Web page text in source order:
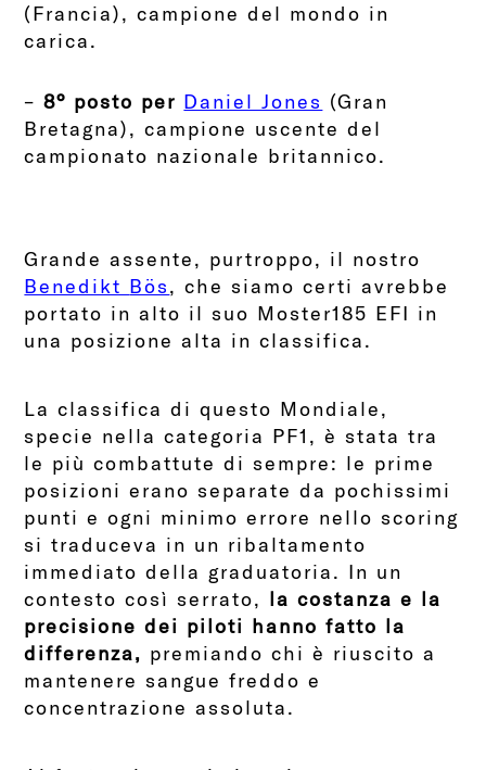
(Francia), campione del mondo in
carica.
–8° posto per Daniel Jones (Gran
Bretagna), campione uscente del
campionato nazionale britannico.
Grande assente, purtroppo, il nostro
Benedikt Bös, che siamo certi avrebbe
portato in alto il suo Moster185 EFI in
una posizione alta in classifica.
La classifica di questo Mondiale,
specie nella categoria PF1, è stata tra
le più combattute di sempre: le prime
posizioni erano separate da pochissimi
punti e ogni minimo errore nello scoring
si traduceva in un ribaltamento
immediato della graduatoria. In un
contesto così serrato, la costanza e la
precisione dei piloti hanno fatto la
differenza, premiando chi è riuscito a
mantenere sangue freddo e
concentrazione assoluta.